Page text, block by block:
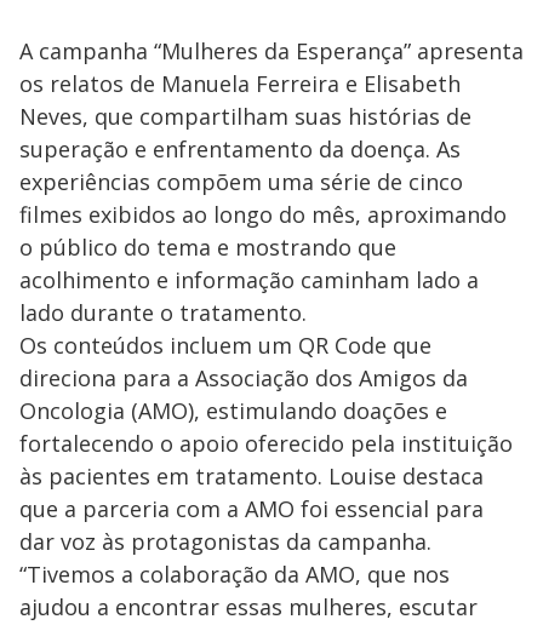
A campanha “Mulheres da Esperança” apresenta
os relatos de Manuela Ferreira e Elisabeth
Neves, que compartilham suas histórias de
superação e enfrentamento da doença. As
experiências compõem uma série de cinco
filmes exibidos ao longo do mês, aproximando
o público do tema e mostrando que
acolhimento e informação caminham lado a
lado durante o tratamento.
Os conteúdos incluem um QR Code que
direciona para a Associação dos Amigos da
Oncologia (AMO), estimulando doações e
fortalecendo o apoio oferecido pela instituição
às pacientes em tratamento. Louise destaca
que a parceria com a AMO foi essencial para
dar voz às protagonistas da campanha.
“Tivemos a colaboração da AMO, que nos
ajudou a encontrar essas mulheres, escutar